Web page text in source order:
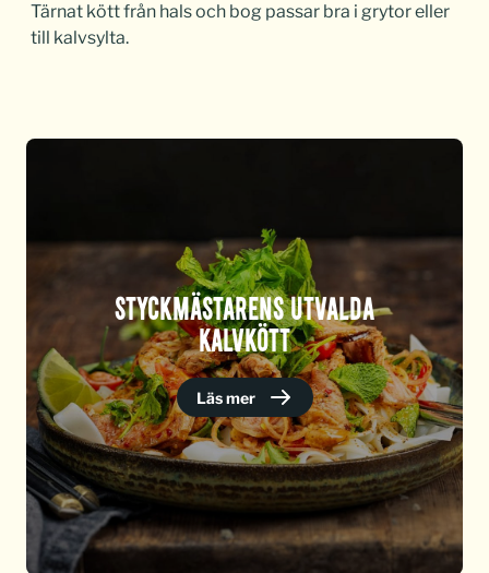
Tärnat kött från hals och bog passar bra i grytor eller
till kalvsylta.
STYCKMÄSTARENS UTVALDA
KALVKÖTT
Läs mer